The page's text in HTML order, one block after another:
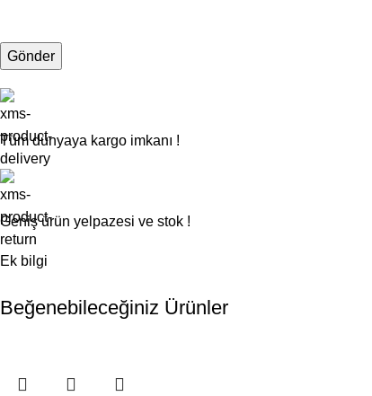
Tüm dünyaya kargo imkanı !
Geniş ürün yelpazesi ve stok !
Ek bilgi
Beğenebileceğiniz Ürünler